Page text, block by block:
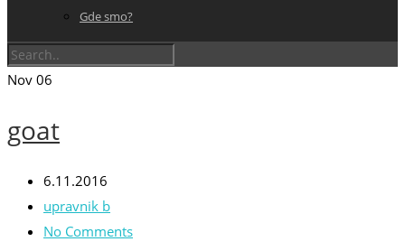
Gde smo?
Nov 06
goat
6.11.2016
upravnik b
No Comments